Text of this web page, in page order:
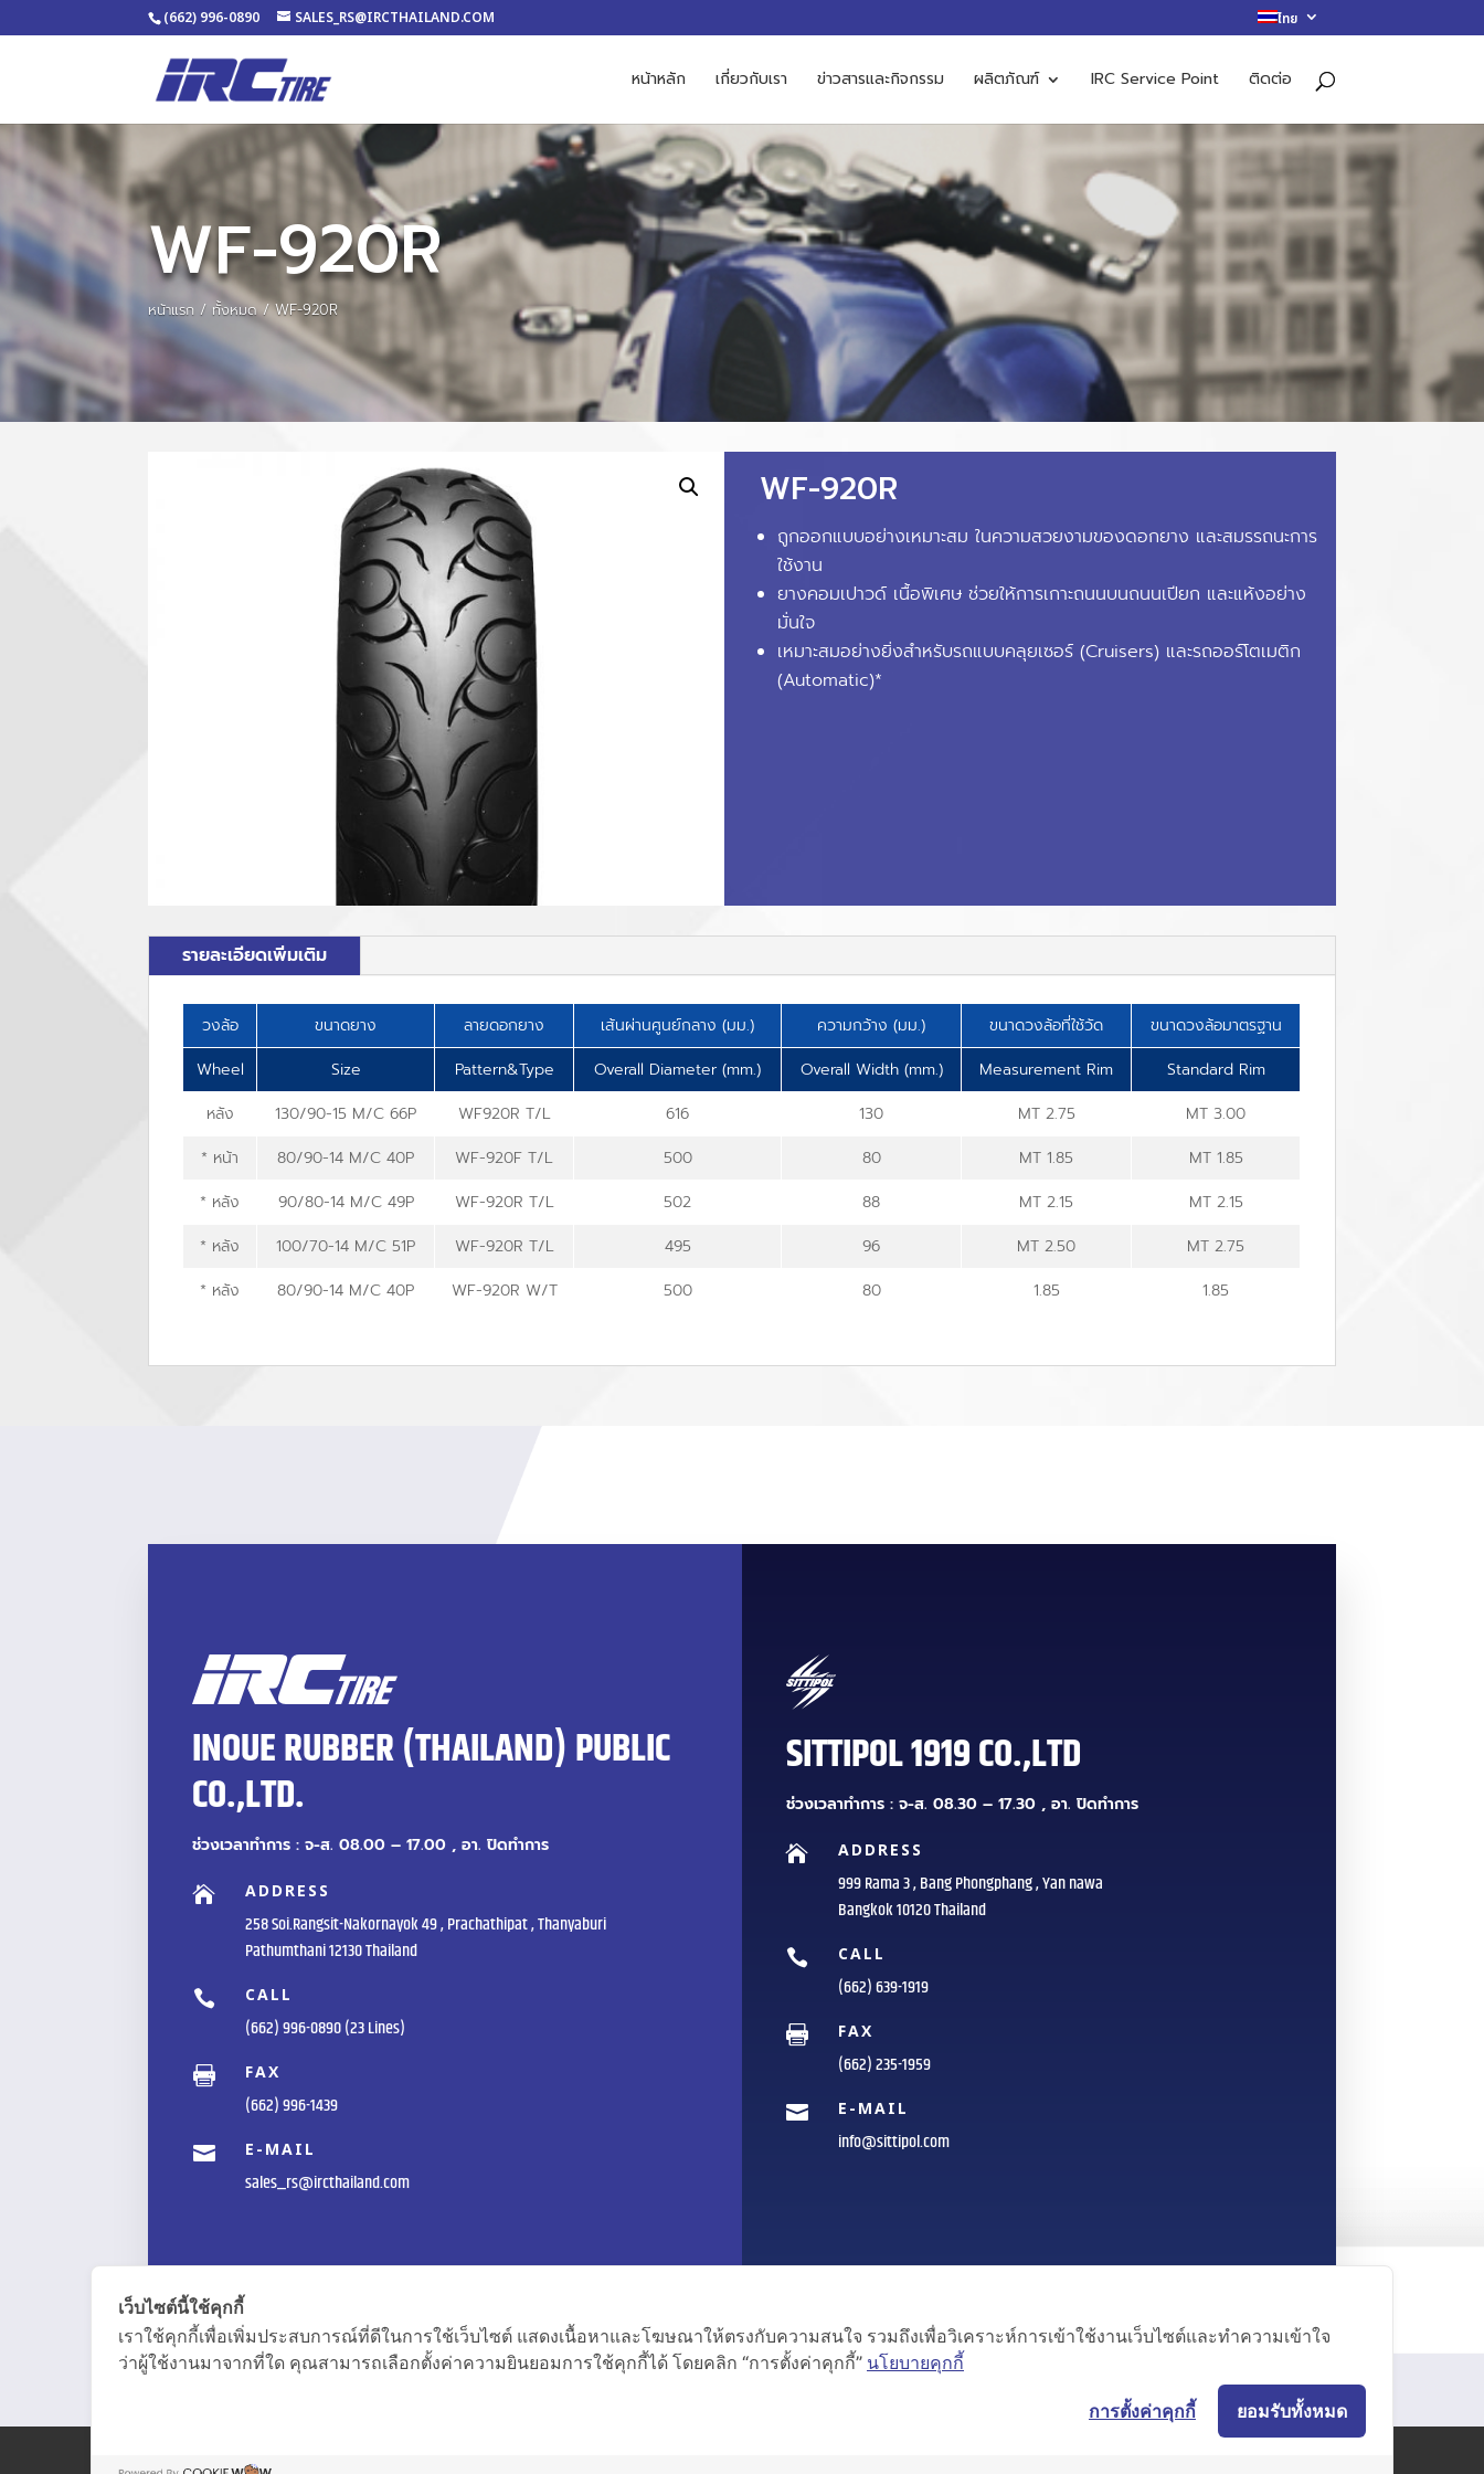
(662) 996-0890 SALES_RS@IRCTHAILAND.COM ไทย
หน้าหลัก เกี่ยวกับเรา ข่าวสารและกิจกรรม ผลิตภัณฑ์ IRC Service Point ติดต่อ
WF-920R
หน้าแรก /ทั้งหมด/ WF-920R
WF-920R
ถูกออกแบบอย่างเหมาะสม ในความสวยงามของดอกยาง และสมรรถนะการ
ใช้งาน
ยางคอมเปาวด์ เนื้อพิเศษ ช่วยให้การเกาะถนนบนถนนเปียก และแห้งอย่าง
มั่นใจ
เหมาะสมอย่างยิ่งสำหรับรถแบบคลุยเซอร์ (Cruisers) และรถออร์โตเมติก
(Automatic)*
รายละเอียดเพิ่มเติม
วงล้อ ขนาดยาง ลายดอกยาง เส้นผ่านศูนย์กลาง (มม.) ความกว้าง (มม.) ขนาดวงล้อที่ใช้วัด
ขนาดวงล้อมาตรฐาน
Wheel
Size Pattern&Type Overall Diameter (mm.) Overall Width (mm.) Measurement Rim
Standard Rim
หลัง
130/90-15 M/C 66P WF920R T/L 616 130 MT 2.75
MT 3.00
* หน้า
80/90-14 M/C 40P WF-920F T/L 500 80 MT 1.85
MT 1.85
* หลัง
90/80-14 M/C 49P WF-920R T/L 502 88 MT 2.15
MT 2.15
* หลัง
100/70-14 M/C 51P WF-920R T/L 495 96 MT 2.50
MT 2.75
* หลัง
80/90-14 M/C 40P WF-920R W/T 500 80 1.85 1.85
INOUE RUBBER (THAILAND) PUBLIC
CO.,LTD.
ช่วงเวลาทำการ : จ-ส. 08.00 – 17.00 , อา. ปิดทำการ
 ADDRESS
258 Soi.Rangsit-Nakornayok 49 , Prachathipat , Thanyaburi
Pathumthani 12130 Thailand
 CALL
(662) 996-0890 (23 Lines)
 FAX
(662) 996-1439
 E-MAIL
sales_rs@ircthailand.com
SITTIPOL 1919 CO.,LTD
ช่วงเวลาทำการ : จ-ส. 08.30 – 17.30 , อา. ปิดทำการ
 ADDRESS
999 Rama 3 , Bang Phongphang , Yan nawa
Bangkok 10120 Thailand
 CALL
(662) 639-1919
 FAX
(662) 235-1959
 E-MAIL
info@sittipol.com
COPYRIGHT © 2020 Inoue Rubber (Thailand) Public Co.,Ltd. All RIGHT RESERVED
เว็บไซต์นี้ใช้คุกกี้
เราใช้คุกกี้เพื่อเพิ่มประสบการณ์ที่ดีในการใช้เว็บไซต์ แสดงเนื้อหาและโฆษณาให้ตรงกับความสนใจ รวมถึงเพื่อวิเคราะห์การเข้าใช้งานเว็บไซต์และทำความเข้าใจ
ว่าผู้ใช้งานมาจากที่ใด คุณสามารถเลือกตั้งค่าความยินยอมการใช้คุกกี้ได้ โดยคลิก “การตั้งค่าคุกกี้” นโยบายคุกกี้
ยอมรับทั้งหมด
การตั้งค่าคุกกี้